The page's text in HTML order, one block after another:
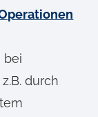
bei
durch